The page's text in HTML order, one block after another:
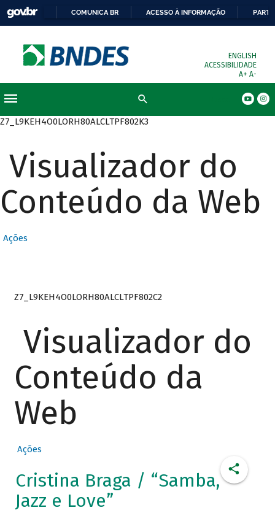
COMUNICA BR ACESSO À INFORMAÇÃO
ENGLISH
ACESSIBILIDADE
A+ A-
Z7_L9KEH4O0LORH80ALCLTPF802K3
Visualizador do
Conteúdo da Web
Ações
Z7_L9KEH4O0LORH80ALCLTPF802C2
Visualizador do
Conteúdo da
Web
Ações
Cristina Braga / “Samba,
Jazz e Love”